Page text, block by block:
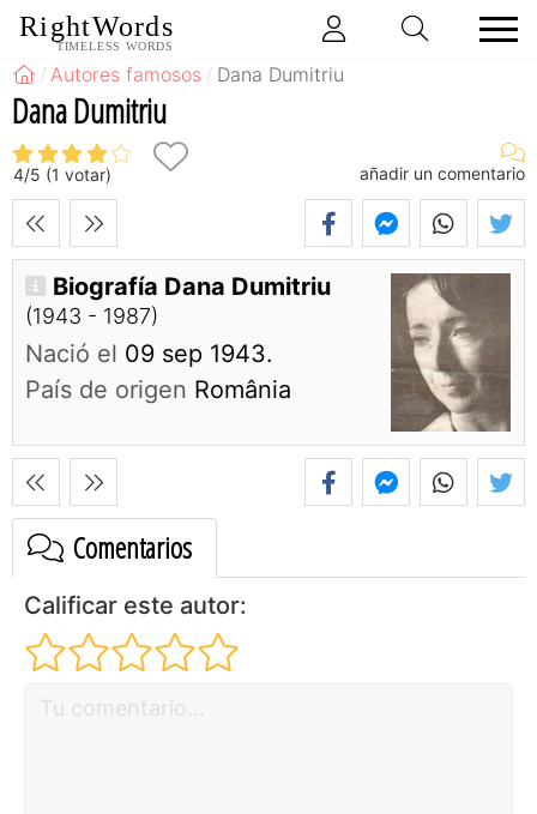
RightWords
TIMELESS WORDS
Autores famosos Dana Dumitriu
Dana Dumitriu
4/5 (1 votar) añadir un comentario
Biografía Dana Dumitriu
(1943 - 1987)
Nació el 09 sep 1943.
País de origen România
Comentarios
Calificar este autor: